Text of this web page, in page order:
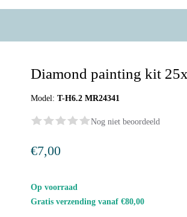
Diamond painting kit
Model:T-H6.2 MR24341
Nog niet beoordeeld
€7,00
Op voorraad
Gratis verzending vanaf €80,00